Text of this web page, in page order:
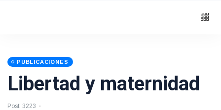
PUBLICACIONES
Libertad y maternidad
Post: 3223